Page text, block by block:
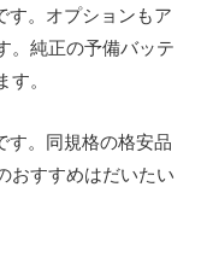
す。オプションもア
。純正の予備バッテ
。
す。同規格の格安品
おすすめはだいたい